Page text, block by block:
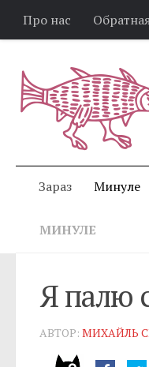
Про нас
Зараз Минуле
МИНУЛЕ
Я палю
АВТОР: МИХАЙЛЬ